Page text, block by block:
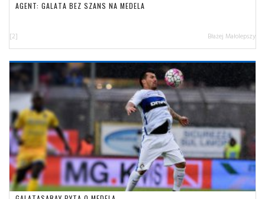
AGENT: GALATA BEZ SZANS NA MEDELA
[2] Błażej Małolepszy